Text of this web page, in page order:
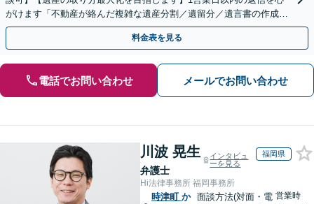
がけます「不動産が絡んだ複雑な遺産分割／遺留分／遺言書の作成・
執行／事業承継など、お任せください」【休日相談あり】
料金表を見る
電話でお問い合わせ メールでお問い合わせ
川波 晃生
弁護士
インタビュ
ーを見る
福岡県
Hi法律事務所 福岡事務所
時津町 か 面談方法(対面・電 営業時